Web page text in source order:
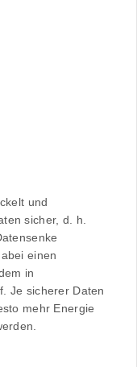
und
sicher, d. h.
einen
in
Je sicherer Daten
mehr Energie